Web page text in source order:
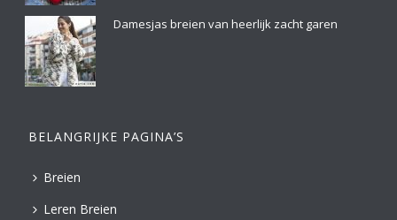
Damesjas breien van heerlijk zacht garen
BELANGRIJKE PAGINA’S
Breien
Leren Breien